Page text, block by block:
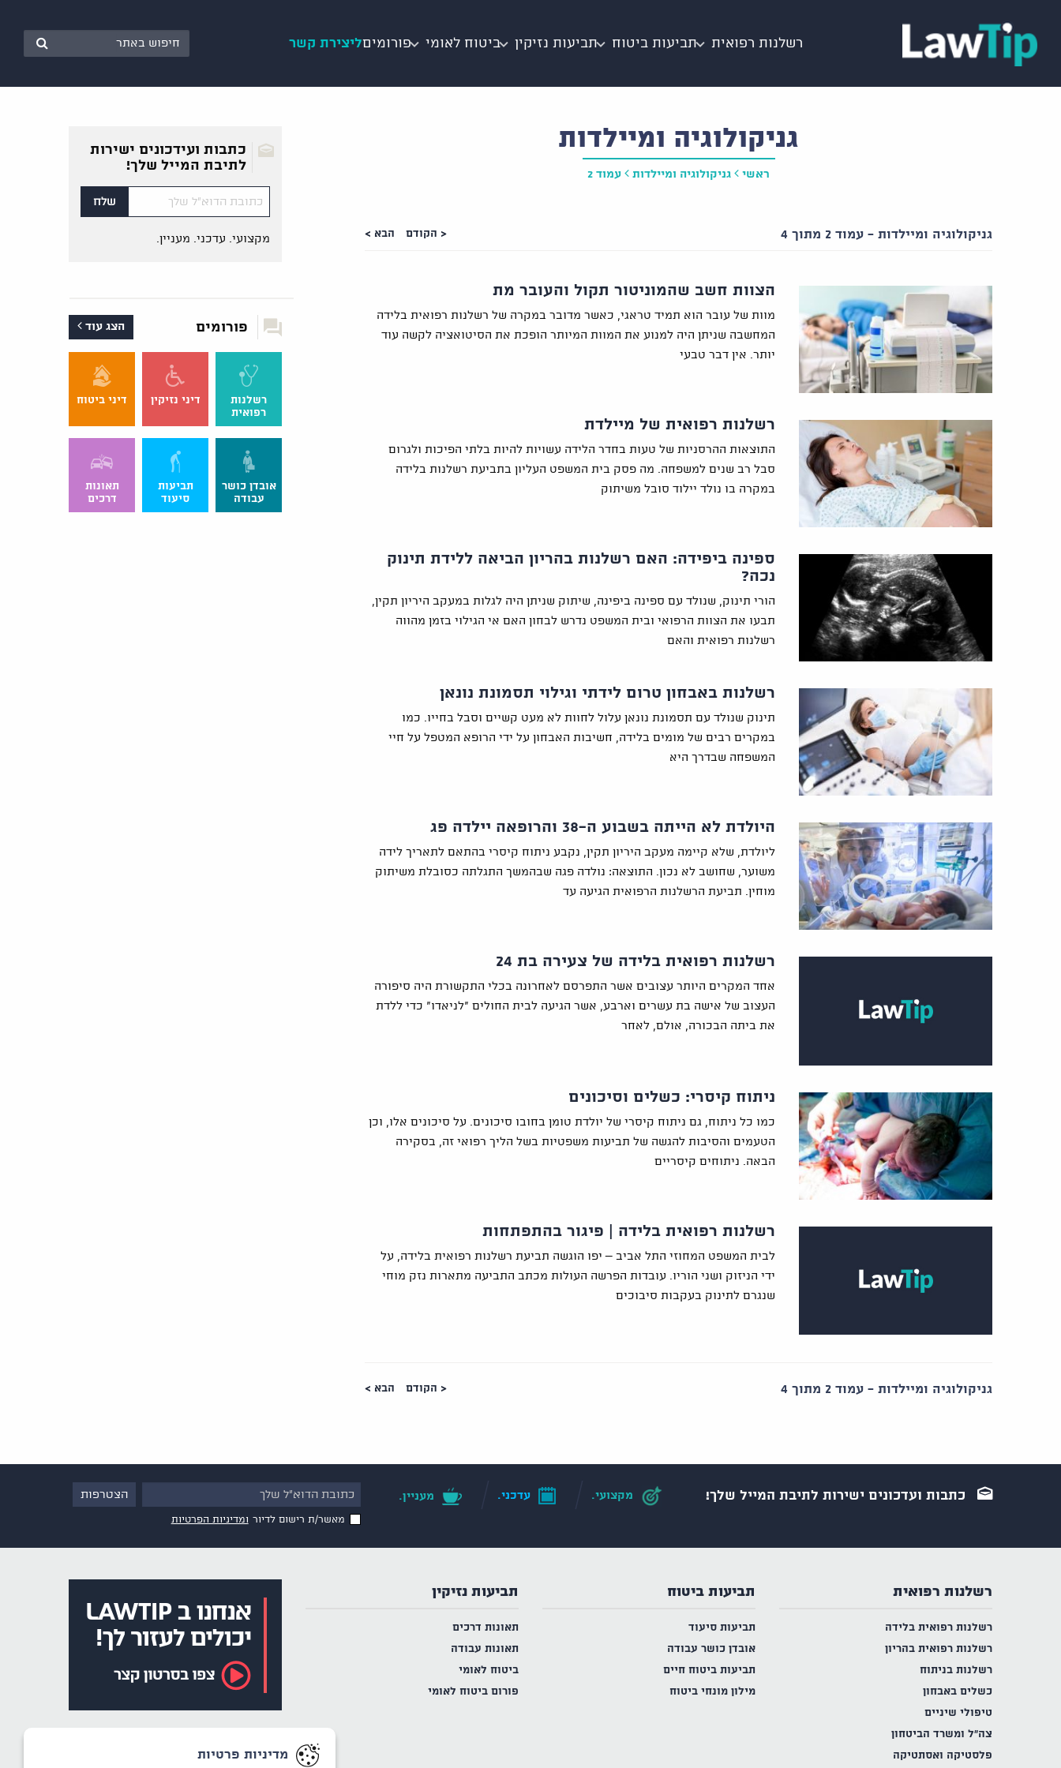
רשלנות רפואית תביעות ביטוח תביעות נזיקין ביטוח לאומי פורומיםליצירת קשר
גניקולוגיה ומיילדות
ראשי גניקולוגיה ומיילדות עמוד 2
גניקולוגיה ומיילדות - עמוד 2 מתוך 4 < הקודם הבא >
הצוות חשב שהמוניטור תקול והעובר מת
מוות של עובר הוא תמיד טראגי, כאשר מדובר במקרה של רשלנות רפואית בלידה
המחשבה שניתן היה למנוע את המוות המיותר הופכת את הסיטואציה לקשה עוד
יותר. אין דבר טבעי
רשלנות רפואית של מיילדת
התוצאות ההרסניות של טעות בחדר הלידה עשויות להיות בלתי הפיכות ולגרום
סבל רב שנים למשפחה. מה פסק בית המשפט העליון בתביעת רשלנות בלידה
במקרה בו נולד יילוד סובל משיתוק
ספינה ביפידה: האם רשלנות בהריון הביאה ללידת תינוק
נכה?
הורי תינוק, שנולד עם ספינה ביפינה, שיתוק שניתן היה לגלות במעקב היריון תקין,
תבעו את הצוות הרפואי ובית המשפט נדרש לבחון האם אי הגילוי בזמן מהווה
רשלנות רפואית והאם
רשלנות באבחון טרום לידתי וגילוי תסמונת נונאן
תינוק שנולד עם תסמונת נונאן עלול לחוות לא מעט קשיים וסבל בחייו. כמו
במקרים רבים של מומים בלידה, חשיבות האבחון על ידי הרופא המטפל על חיי
המשפחה שבדרך היא
היולדת לא הייתה בשבוע ה-38 והרופאה יילדה פג
ליולדת, שלא קיימה מעקב היריון תקין, נקבע ניתוח קיסרי בהתאם לתאריך לידה
משוער, שחושב לא נכון. התוצאה: נולדה פגה שבהמשך התגלתה כסובלת משיתוק
מוחין. תביעת הרשלנות הרפואית הגיעה עד
רשלנות רפואית בלידה של צעירה בת 24
אחד המקרים היותר עצובים אשר התפרסם לאחרונה בכלי התקשורת היה סיפורה
העצוב של אישה בת עשרים וארבע, אשר הגיעה לבית החולים "לניאדו" כדי ללדת
את ביתה הבכורה, אולם, לאחר
ניתוח קיסרי: כשלים וסיכונים
כמו כל ניתוח, גם ניתוח קיסרי של יולדת טומן בחובו סיכונים. על סיכונים אלו, וכן
הטעמים והסיבות להגשה של תביעות משפטיות בשל הליך רפואי זה, בסקירה
הבאה. ניתוחים קיסריים
רשלנות רפואית בלידה | פיגור בהתפתחות
לבית המשפט המחוזי התל אביב – יפו הוגשה תביעת רשלנות רפואית בלידה, על
ידי הניזוק ושני הוריו. עובדות הפרשה העולות מכתב התביעה מתארות נזק מוחי
שנגרם לתינוק בעקבות סיבוכים
גניקולוגיה ומיילדות - עמוד 2 מתוך 4 < הקודם הבא >
כתבות ועידכונים ישירות
לתיבת המייל שלך!
מקצועי. עדכני. מעניין.
פורומים הצג עוד
רשלנות
רפואית
דיני נזיקין דיני ביטוח
אובדן כושר
עבודה
תביעות
סיעוד
תאונות
דרכים
כתבות ועדכונים ישירות לתיבת המייל שלך! מקצועי. עדכני. מעניין.
מאשר/ת רישום לדיור ומדיניות הפרטיות
רשלנות רפואית
רשלנות רפואית בלידה
רשלנות רפואית בהריון
רשלנות בניתוח
כשלים באבחון
טיפולי שיניים
צה"ל ומשרד הביטחון
פלסטיקה ואסתטיקה
תביעות ביטוח
תביעות סיעוד
אובדן כושר עבודה
תביעות ביטוח חיים
מילון מונחי ביטוח
תביעות נזיקין
תאונות דרכים
תאונות עבודה
ביטוח לאומי
פורום ביטוח לאומי
מדיניות פרטיות